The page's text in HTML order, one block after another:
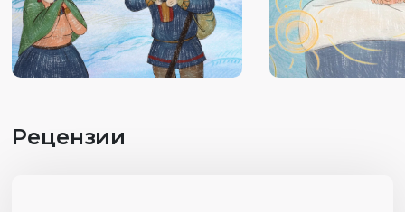
Рецензии